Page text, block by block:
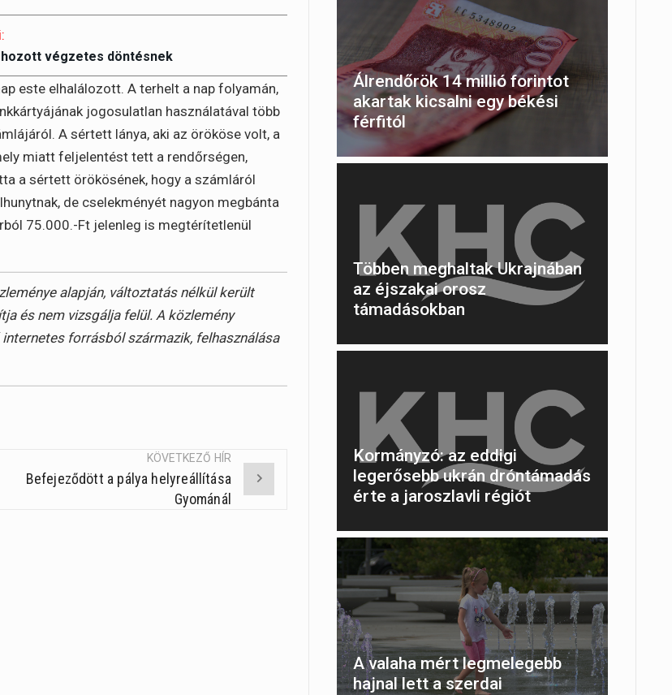
végzetes döntésnek
este elhalálozott. A terhelt a nap folyamán,
jogosulatlan használatával több
A sértett lánya, aki az örököse volt, a
miatt feljelentést tett a rendőrségen,
a sértett örökösének, hogy a számláról
de cselekményét nagyon megbánta
75.000.-Ft jelenleg is megtérítetlenül
alapján, változtatás nélkül került
és nem vizsgálja felül. A közlemény
forrásból származik, felhasználása
KÖVETKEZŐ HÍR
Befejeződött a pálya helyreállítása
Gyománál
Álrendőrök 14 millió forintot
akartak kicsalni egy békési
férfitól
Többen meghaltak Ukrajnában
az éjszakai orosz
támadásokban
Kormányzó: az eddigi
legerősebb ukrán dróntámadás
érte a jaroszlavli régiót
A valaha mért legmelegebb
hajnal lett a szerdai